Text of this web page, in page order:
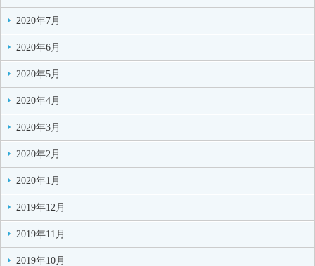
2020年7月
2020年6月
2020年5月
2020年4月
2020年3月
2020年2月
2020年1月
2019年12月
2019年11月
2019年10月